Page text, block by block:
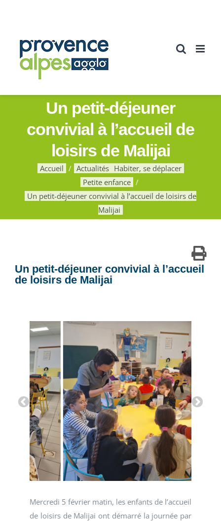
Un petit-déjeuner
convivial à l’accueil de
loisirs de Malijai
Accueil Actualités Habiter, se déplacer
Petite enfance
Un petit-déjeuner convivial à l’accueil de loisirs de
Malijai
Un petit-déjeuner convivial à l’accueil
de loisirs de Malijai
Mercredi 5 février matin, les enfants de l’accueil
de loisirs de Malijai ont démarré la journée par